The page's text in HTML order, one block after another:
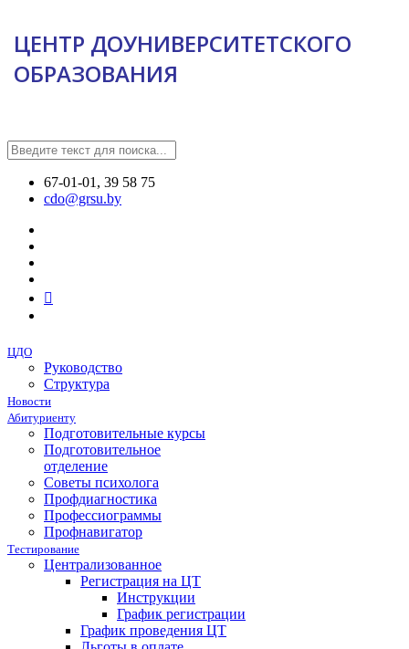
ЦЕНТР ДОУНИВЕРСИТЕТСКОГО
ОБРАЗОВАНИЯ
67-01-01, 39 58 75
cdo@grsu.by
ЦДО
Руководство
Структура
Новости
Абитуриенту
Подготовительные курсы
Подготовительное
отделение
Советы психолога
Профдиагностика
Профессиограммы
Профнавигатор
Тестирование
Централизованное
Регистрация на ЦТ
Инструкции
График регистрации
График проведения ЦТ